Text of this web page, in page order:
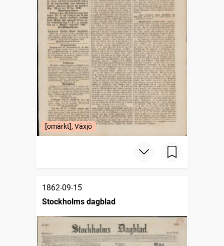
[omärkt], Växjö
1862-09-15
Stockholms dagblad